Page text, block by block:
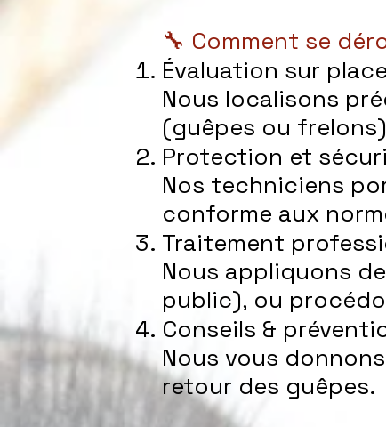
🔧 Comment se
Évaluation sur place
Nous localisons
(guêpes ou
Protection et
Nos techniciens
conforme aux
Traitement
Nous appliquons
public), ou
Conseils &
Nous vous
retour des guêpes.